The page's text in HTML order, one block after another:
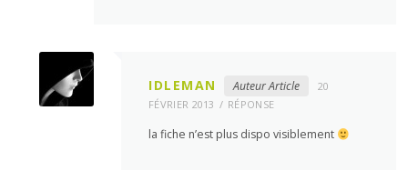
IDLEMAN Auteur Article
20
FÉVRIER 2013
RÉPONSE
la fiche n’est plus dispo visiblement